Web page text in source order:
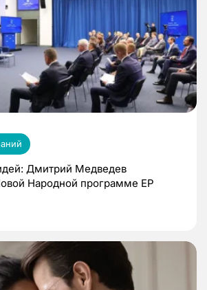
Дмитрий Медведев
Народной программе ЕР